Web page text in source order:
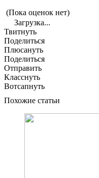
(Пока оценок нет)
Загрузка...
Твитнуть
Поделиться
Плюсануть
Поделиться
Отправить
Класснуть
Вотсапнуть
Похожие статьи